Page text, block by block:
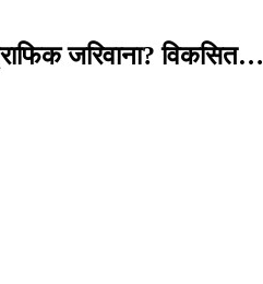
जरिवाना? विकसित…